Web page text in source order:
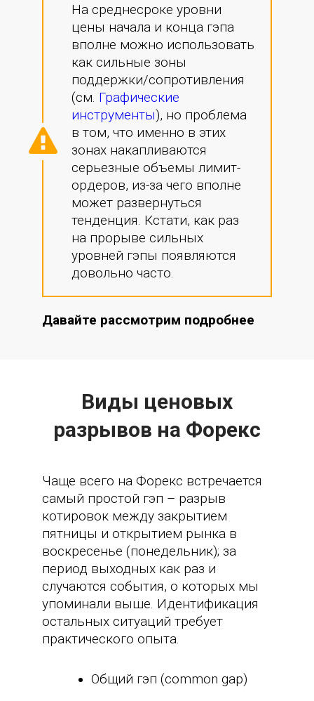
На среднесроке уровни
цены начала и конца гэпа
вполне можно использовать
как сильные зоны
поддержки/сопротивления
(см. Графические
инструменты), но проблема
в том, что именно в этих
зонах накапливаются
серьезные объемы лимит-
ордеров, из-за чего вполне
может развернуться
тенденция. Кстати, как раз
на прорыве сильных
уровней гэпы появляются
довольно часто.
Давайте рассмотрим подробнее
Виды ценовых
разрывов на Форекс
Чаще всего на Форекс встречается
самый простой гэп – разрыв
котировок между закрытием
пятницы и открытием рынка в
воскресенье (понедельник); за
период выходных как раз и
случаются события, о которых мы
упоминали выше. Идентификация
остальных ситуаций требует
практического опыта.
Общий гэп (common gap)